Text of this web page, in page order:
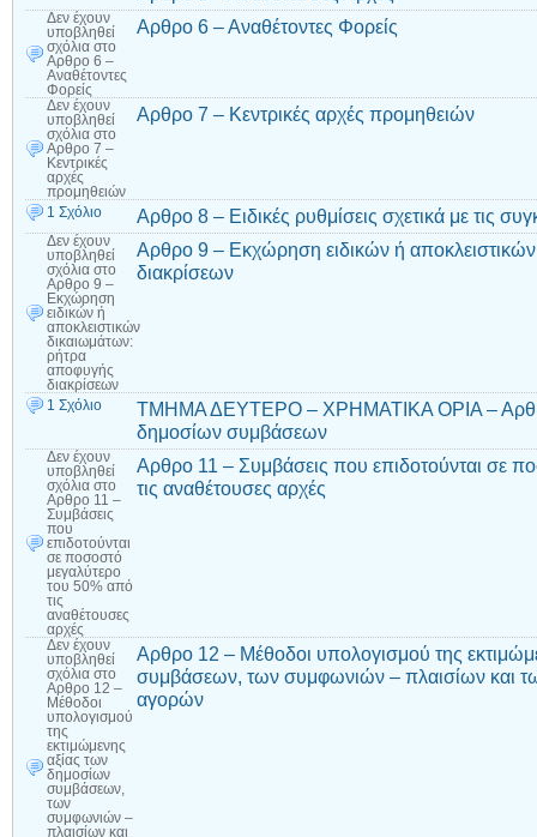
Δεν έχουν
υποβληθεί
σχόλια στο
Αρθρο 6 –
Αναθέτοντες
Φορείς
Αρθρο 6 – Αναθέτοντες Φορείς
Δεν έχουν
υποβληθεί
σχόλια στο
Αρθρο 7 –
Κεντρικές
αρχές
προμηθειών
Αρθρο 7 – Κεντρικές αρχές προμηθειών
1 Σχόλιο Αρθρο 8 – Ειδικές ρυθμίσεις σχετικά με τις
Δεν έχουν
υποβληθεί
σχόλια στο
Αρθρο 9 –
Εκχώρηση
ειδικών ή
αποκλειστικών
δικαιωμάτων:
ρήτρα
αποφυγής
διακρίσεων
Αρθρο 9 – Εκχώρηση ειδικών ή
διακρίσεων
1 Σχόλιο
ΤΜΗΜΑ ΔΕΥΤΕΡΟ – ΧΡΗΜΑΤΙΚΑ ΟΡΙΑ –
δημοσίων συμβάσεων
Δεν έχουν
υποβληθεί
σχόλια στο
Αρθρο 11 –
Συμβάσεις
που
επιδοτούνται
σε ποσοστό
μεγαλύτερο
του 50% από
τις
αναθέτουσες
αρχές
Αρθρο 11 – Συμβάσεις που επιδοτούνται σε
τις αναθέτουσες αρχές
Δεν έχουν
υποβληθεί
σχόλια στο
Αρθρο 12 –
Μέθοδοι
υπολογισμού
της
εκτιμώμενης
αξίας των
δημοσίων
συμβάσεων,
των
συμφωνιών –
πλαισίων και
Αρθρο 12 – Μέθοδοι υπολογισμού της
συμβάσεων, των συμφωνιών – πλαισίων και
αγορών